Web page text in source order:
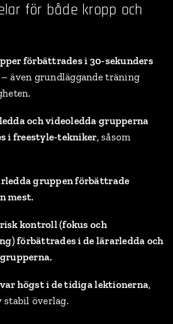
för både kropp och
förbättrades i 30-sekunders
– även grundläggande träning
och videoledda grupperna
i freestyle-tekniker, såsom
gruppen förbättrade
mest.
kontroll (fokus och
förbättrades i de lärarledda och
högst i de tidiga lektionerna,
stabil överlag.